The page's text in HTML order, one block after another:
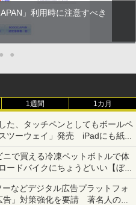
」利用時に注意すべき
● ●
1週間 1カ月
た、タッチペンとしてもボールペ
ツーウェイ」発売 iPadにも紙に
で買える冷凍ペットボトルで体
ードバイクにちょうどいい【ぼっ
いた時間でなにしてる？】
などデジタル広告プラットフォ
」対策強化を要請 著名人の写